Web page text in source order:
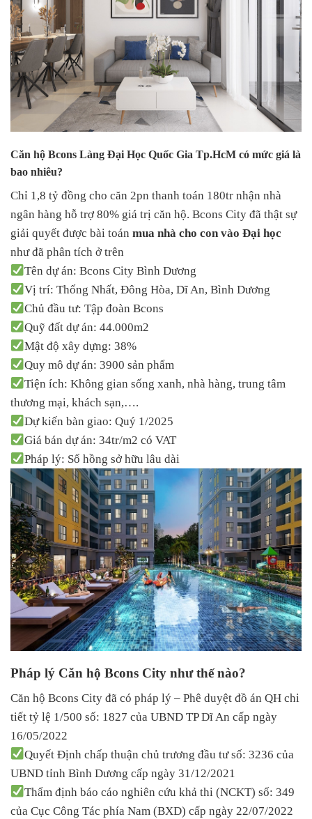
Căn hộ Bcons Làng Đại Học Quốc Gia Tp.HcM có mức giá là
bao nhiêu?
Chỉ 1,8 tỷ đồng cho căn 2pn thanh toán 180tr nhận nhà
ngân hàng hỗ trợ 80% giá trị căn hộ. Bcons City đã thật sự
giải quyết được bài toán mua nhà cho con vào Đại học
như đã phân tích ở trên
Tên dự án: Bcons City Bình Dương
Vị trí: Thống Nhất, Đông Hòa, Dĩ An, Bình Dương
Chủ đầu tư: Tập đoàn Bcons
Quỹ đất dự án: 44.000m2
Mật độ xây dựng: 38%
Quy mô dự án: 3900 sản phẩm
Tiện ích: Không gian sống xanh, nhà hàng, trung tâm
thương mại, khách sạn,….
Dự kiến bàn giao: Quý 1/2025
Giá bán dự án: 34tr/m2 có VAT
Pháp lý: Sổ hồng sở hữu lâu dài
Pháp lý Căn hộ Bcons City như thế nào?
Căn hộ Bcons City đã có pháp lý – Phê duyệt đồ án QH chi
tiết tỷ lệ 1/500 số: 1827 của UBND TP Dĩ An cấp ngày
16/05/2022
Quyết Định chấp thuận chủ trương đầu tư số: 3236 của
UBND tỉnh Bình Dương cấp ngày 31/12/2021
Thẩm định báo cáo nghiên cứu khả thi (NCKT) số: 349
của Cục Công Tác phía Nam (BXD) cấp ngày 22/07/2022